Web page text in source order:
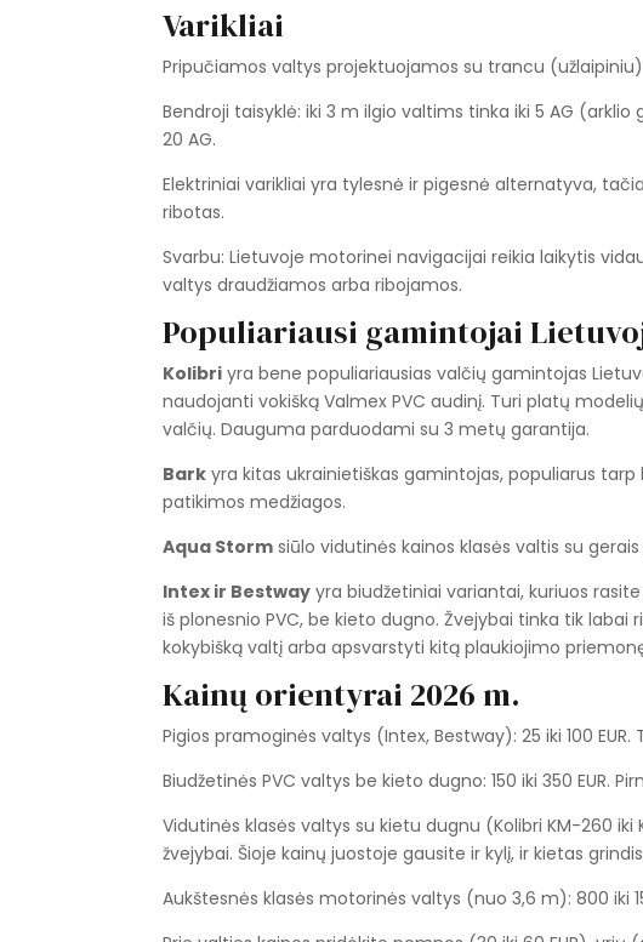
Varikliai
Pripučiamos valtys projektuojamos su trancu
Bendroji taisyklė: iki 3 m ilgio valtims tinka iki 5 AG (arklio
20 AG.
Elektriniai varikliai yra tylesnė ir pigesnė alternatyva,
ribotas.
Svarbu: Lietuvoje motorinei navigacijai reikia laikytis
valtys draudžiamos arba ribojamos.
Populiariausi gamintojai
Kolibri yra bene populiariausias valčių gamintojas
naudojanti vokišką Valmex PVC audinį. Turi platų
valčių. Dauguma parduodami su 3 metų garantija.
Bark yra kitas ukrainietiškas gamintojas, populiarus
patikimos medžiagos.
Aqua Storm siūlo vidutinės kainos klasės valtis su
Intex ir Bestway yra biudžetiniai variantai, kuriuos
iš plonesnio PVC, be kieto dugno. Žvejybai tinka tik
kokybišką valtį arba apsvarstyti kitą plaukiojimo
Kainų orientyrai 2026 m.
Pigios pramoginės valtys (Intex, Bestway): 25 iki 100
Biudžetinės PVC valtys be kieto dugno: 150 iki 350 EUR.
Vidutinės klasės valtys su kietu dugnu (Kolibri KM-260
žvejybai. Šioje kainų juostoje gausite ir kylį, ir kietas
Aukštesnės klasės motorinės valtys (nuo 3,6 m): 800 iki